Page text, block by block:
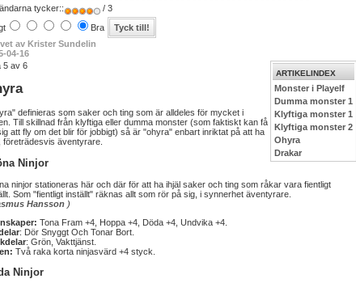
tycker::
/ 3
Bra
av Krister Sundelin
04-16
ARTIKELINDEX
Monster i Playelf
Dumma monster 1
Klyftiga monster 1
Klyftiga monster 2
Ohyra
Drakar
5 av 6
definieras som saker och ting som är alldeles för mycket i
Till skillnad från klyftiga eller dumma monster (som faktiskt kan få
att fly om det blir för jobbigt) så är "ohyra" enbart inriktat på att ha
företrädesvis äventyrare.
Ninjor
ninjor stationeras här och där för att ha ihjäl saker och ting som råkar vara fientligt
Som "fientligt inställt" räknas allt som rör på sig, i synnerhet äventyrare.
Hansson )
Tona Fram +4, Hoppa +4, Döda +4, Undvika +4.
: Dör Snyggt Och Tonar Bort.
: Grön, Vakttjänst.
Två raka korta ninjasvärd +4 styck.
Ninjor